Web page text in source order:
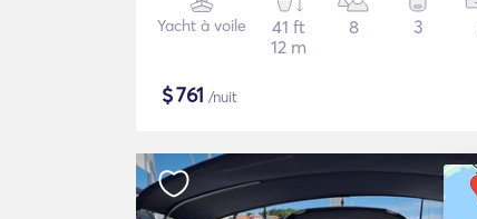
Yacht à voile
41 ft
12 m
8 3
$761 /nuit